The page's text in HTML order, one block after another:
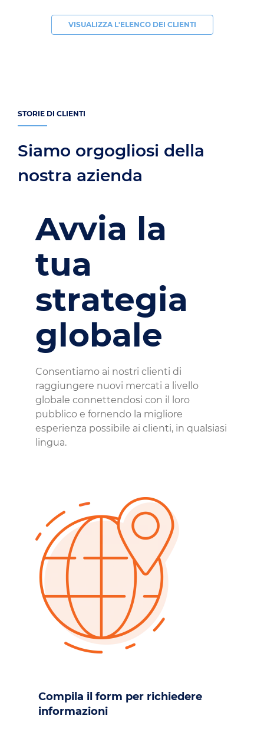
VISUALIZZA L'ELENCO DEI CLIENTI
STORIE DI CLIENTI
Siamo orgogliosi della
nostra azienda
Avvia la
tua
strategia
globale
Consentiamo ai nostri clienti di
raggiungere nuovi mercati a livello
globale connettendosi con il loro
pubblico e fornendo la migliore
esperienza possibile ai clienti, in qualsiasi
lingua.
Compila il form per richiedere
informazioni